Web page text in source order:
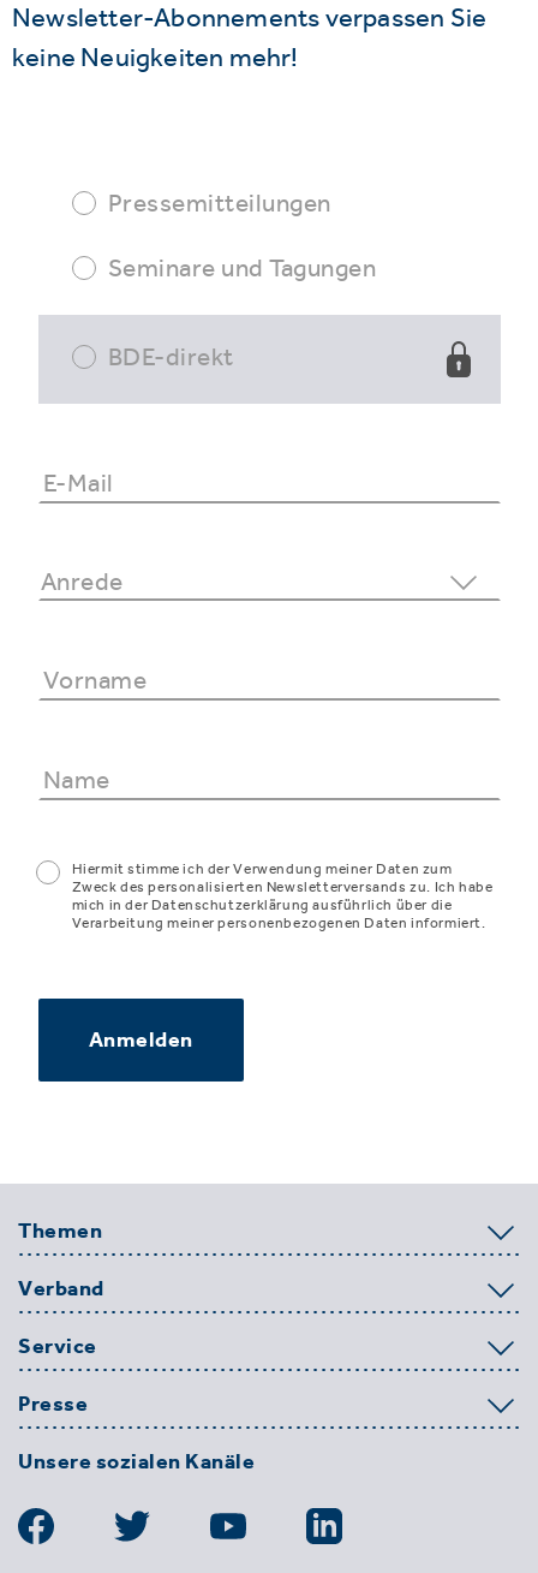
Newsletter-Abonnements verpassen Sie
keine Neuigkeiten mehr!
Pressemitteilungen
Seminare und Tagungen
BDE-direkt
Hiermit stimme ich der Verwendung meiner Daten zum
Zweck des personalisierten Newsletterversands zu. Ich habe
mich in der Datenschutzerklärung ausführlich über die
Verarbeitung meiner personenbezogenen Daten informiert.
Anmelden
Themen
Verband
Service
Presse
Unsere sozialen Kanäle